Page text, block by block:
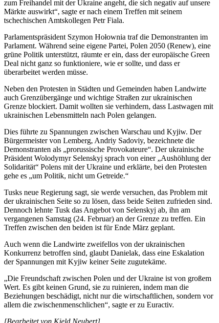
zum Freihandel mit der Ukraine angeht, die sich negativ auf unsere
Märkte auswirkt“, sagte er nach einem Treffen mit seinem
tschechischen Amtskollegen Petr Fiala.
Parlamentspräsident Szymon Hołownia traf die Demonstranten im
Parlament. Während seine eigene Partei, Polen 2050 (Renew), eine
grüne Politik unterstützt, räumte er ein, dass der europäische Green
Deal nicht ganz so funktioniere, wie er sollte, und dass er
überarbeitet werden müsse.
Neben den Protesten in Städten und Gemeinden haben Landwirte
auch Grenzübergänge und wichtige Straßen zur ukrainischen
Grenze blockiert. Damit wollten sie verhindern, dass Lastwagen mit
ukrainischen Lebensmitteln nach Polen gelangen.
Dies führte zu Spannungen zwischen Warschau und Kyjiw. Der
Bürgermeister von Lemberg, Andriy Sadoviy, bezeichnete die
Demonstranten als „prorussische Provokateure“. Der ukrainische
Präsident Wolodymyr Selenskyj sprach von einer „Aushöhlung der
Solidarität“ Polens mit der Ukraine und erklärte, bei den Protesten
gehe es „um Politik, nicht um Getreide.“
Tusks neue Regierung sagt, sie werde versuchen, das Problem mit
der ukrainischen Seite so zu lösen, dass beide Seiten zufrieden sind.
Dennoch lehnte Tusk das Angebot von Selenskyj ab, ihn am
vergangenen Samstag (24. Februar) an der Grenze zu treffen. Ein
Treffen zwischen den beiden ist für Ende März geplant.
Auch wenn die Landwirte zweifellos von der ukrainischen
Konkurrenz betroffen sind, glaubt Danielak, dass eine Eskalation
der Spannungen mit Kyjiw keiner Seite zugutekäme.
„Die Freundschaft zwischen Polen und der Ukraine ist von großem
Wert. Es gibt keinen Grund, sie zu ruinieren, indem man die
Beziehungen beschädigt, nicht nur die wirtschaftlichen, sondern vor
allem die zwischenmenschlichen“, sagte er zu Euractiv.